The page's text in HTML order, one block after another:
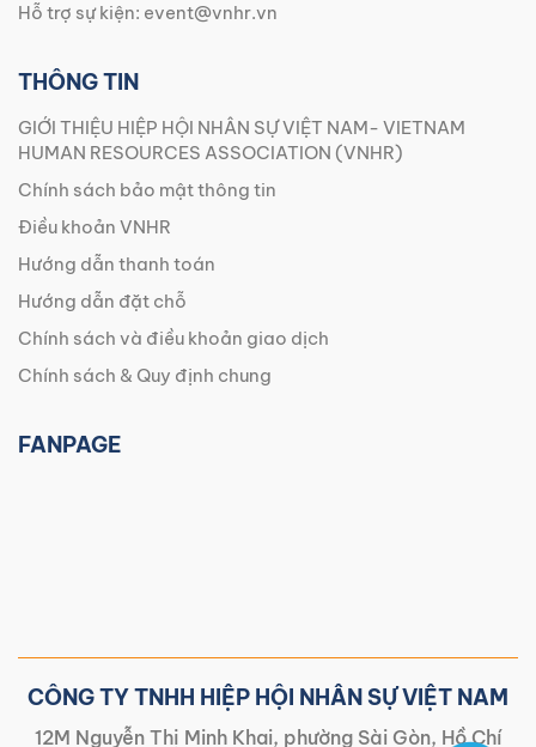
Hỗ trợ sự kiện: event@vnhr.vn
THÔNG TIN
GIỚI THIỆU HIỆP HỘI NHÂN SỰ VIỆT NAM- VIETNAM
HUMAN RESOURCES ASSOCIATION (VNHR)
Chính sách bảo mật thông tin
Điều khoản VNHR
Hướng dẫn thanh toán
Hướng dẫn đặt chỗ
Chính sách và điều khoản giao dịch
Chính sách & Quy định chung
FANPAGE
CÔNG TY TNHH HIỆP HỘI NHÂN SỰ VIỆT NAM
12M Nguyễn Thị Minh Khai, phường Sài Gòn, Hồ Chí